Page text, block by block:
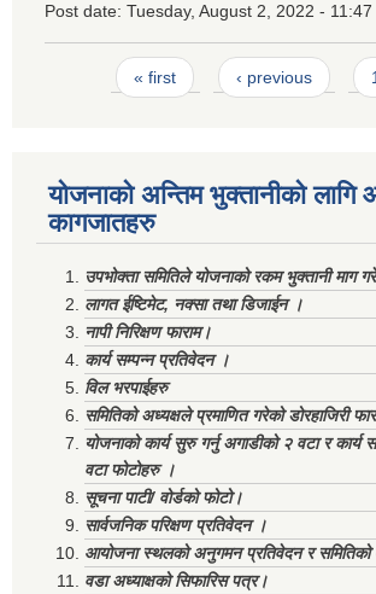
Post date: Tuesday, August 2, 2022 - 11:47
Pages« first ‹ previous 1
योजनाको अन्तिम भुक्तानीको
कागजातहरु
उपभोक्ता समितिले योजनाको रकम भुक्तानी माग
लागत ईष्टिमेट, नक्सा तथा डिजाईन ।
नापी निरिक्षण फाराम।
कार्य सम्पन्न प्रतिवेदन ।
विल भरपाईहरु
समितिको अध्यक्षले प्रमाणित गरेको डोरहाजिरी
योजनाको कार्य सुरु गर्नु अगाडीको २ वटा र कार्य
वटा फोटोहरु ।
सूचना पाटी/ वोर्डको फोटो।
सार्वजनिक परिक्षण प्रतिवेदन ।
आयोजना स्थलको अनुगमन प्रतिवेदन र समितिको
वडा अध्याक्षको सिफारिस पत्र।